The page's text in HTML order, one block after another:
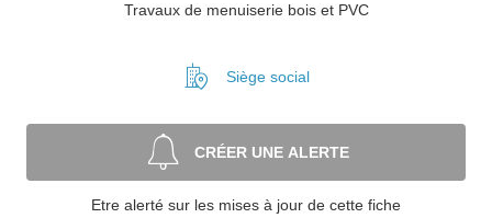
Travaux de menuiserie bois et PVC
Siège social
CRÉER UNE ALERTE
Etre alerté sur les mises à jour de cette fiche